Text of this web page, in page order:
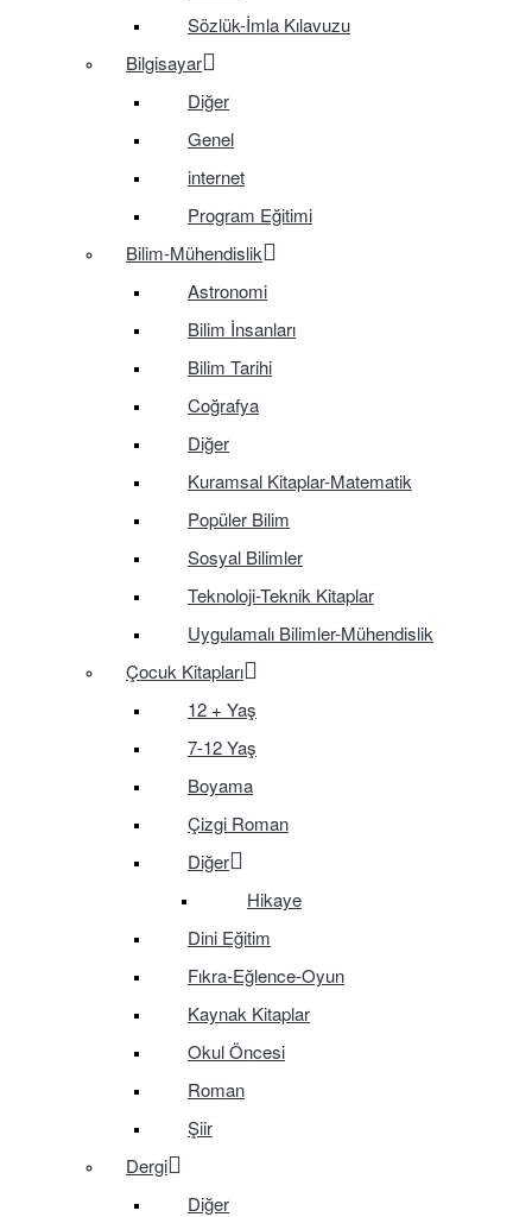
Sözlük-İmla Kılavuzu
Bilgisayar
Diğer
Genel
internet
Program Eğitimi
Bilim-Mühendislik
Astronomi
Bilim İnsanları
Bilim Tarihi
Coğrafya
Diğer
Kuramsal Kitaplar-Matematik
Popüler Bilim
Sosyal Bilimler
Teknoloji-Teknik Kitaplar
Uygulamalı Bilimler-Mühendislik
Çocuk Kitapları
12 + Yaş
7-12 Yaş
Boyama
Çizgi Roman
Diğer
Hikaye
Dini Eğitim
Fıkra-Eğlence-Oyun
Kaynak Kitaplar
Okul Öncesi
Roman
Şiir
Dergi
Diğer